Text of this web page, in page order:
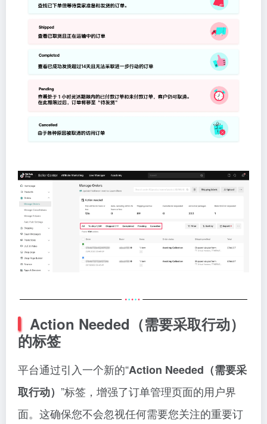
Action Needed（需要采取行动）
的标签
平台通过引入一个新的“Action Needed（需要采
取行动） ”标签，增强了订单管理页面的用户界
面。这确保您不会忽视任何需要您关注的重要订